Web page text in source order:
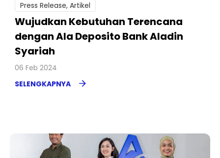
Press Release, Artikel
Wujudkan Kebutuhan Terencana
dengan Ala Deposito Bank Aladin
Syariah
06 Feb 2024
SELENGKAPNYA